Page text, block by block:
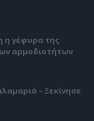
η γέφυρα της
αρμοδιοτήτων
– Ξεκίνησε